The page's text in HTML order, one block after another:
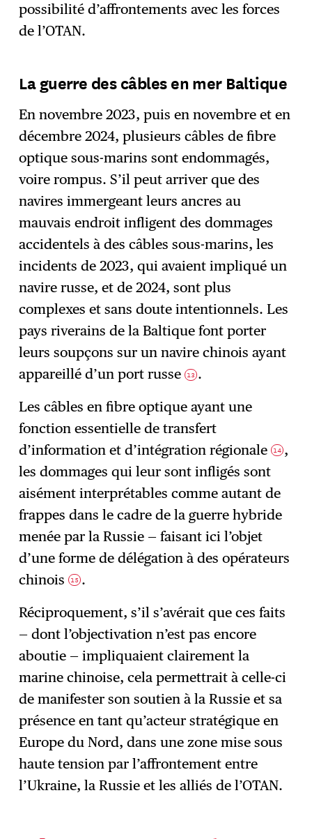
possibilité d’affrontements avec les forces
de l’OTAN.
La guerre des câbles en mer Baltique
En novembre 2023, puis en novembre et en
décembre 2024, plusieurs câbles de fibre
optique sous-marins sont endommagés,
voire rompus. S’il peut arriver que des
navires immergeant leurs ancres au
mauvais endroit infligent des dommages
accidentels à des câbles sous-marins, les
incidents de 2023, qui avaient impliqué un
navire russe, et de 2024, sont plus
complexes et sans doute intentionnels. Les
pays riverains de la Baltique font porter
leurs soupçons sur un navire chinois ayant
appareillé d’un port russe13 .
Les câbles en fibre optique ayant une
fonction essentielle de transfert
d’information et d’intégration régionale14 ,
les dommages qui leur sont infligés sont
aisément interprétables comme autant de
frappes dans le cadre de la guerre hybride
menée par la Russie — faisant ici l’objet
d’une forme de délégation à des opérateurs
chinois15 .
Réciproquement, s’il s’avérait que ces faits
— dont l’objectivation n’est pas encore
aboutie — impliquaient clairement la
marine chinoise, cela permettrait à celle-ci
de manifester son soutien à la Russie et sa
présence en tant qu’acteur stratégique en
Europe du Nord, dans une zone mise sous
haute tension par l’affrontement entre
l’Ukraine, la Russie et les alliés de l’OTAN.